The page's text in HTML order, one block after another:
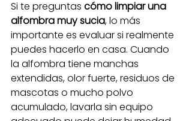
Si te preguntas cómo limpiar una
alfombra muy sucia, lo más
importante es evaluar si realmente
puedes hacerlo en casa. Cuando
la alfombra tiene manchas
extendidas, olor fuerte, residuos de
mascotas o mucho polvo
acumulado, lavarla sin equipo